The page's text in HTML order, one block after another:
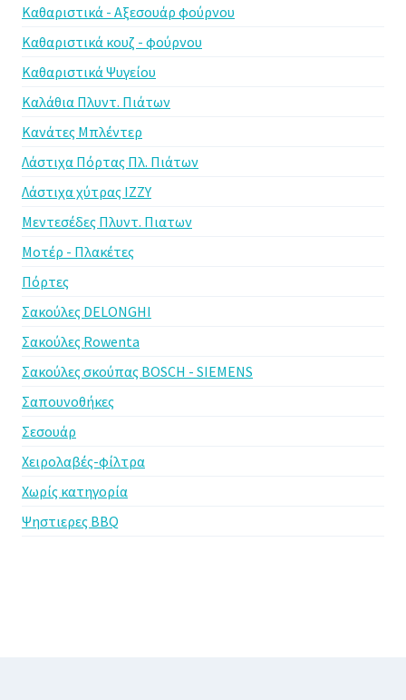
Καθαριστικά - Αξεσουάρ φούρνου
Καθαριστικά κουζ - φούρνου
Καθαριστικά Ψυγείου
Καλάθια Πλυντ. Πιάτων
Κανάτες Μπλέντερ
Λάστιχα Πόρτας Πλ. Πιάτων
Λάστιχα χύτρας IZZY
Μεντεσέδες Πλυντ. Πιατων
Μοτέρ - Πλακέτες
Πόρτες
Σακούλες DELONGHI
Σακούλες Rowenta
Σακούλες σκούπας BOSCH - SIEMENS
Σαπουνοθήκες
Σεσουάρ
Χειρολαβές-φίλτρα
Χωρίς κατηγορία
Ψηστιερες BBQ